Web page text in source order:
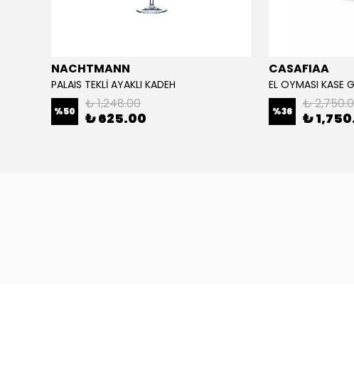
NACHTMANN
PALAIS TEKLİ AYAKLI KADEH
%50 ₺ 1,248.00
₺ 625.00
CASAFIAA
EL OYMASI KASE
%36 ₺
₺